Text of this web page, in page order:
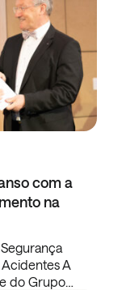
com a
na
A
do Grupo…